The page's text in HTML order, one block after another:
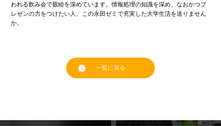
われる飲み会で親睦を深めています。情報処理の知識を深め、なおかつプ
レゼンの力をつけたい人、この永田ゼミで充実した大学生活を送りません
か。
一覧に戻る